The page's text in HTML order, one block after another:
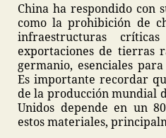
China ha respondido con
como la prohibición de
infraestructuras
exportaciones de tierras
germanio, esenciales
Es importante recordar
de la producción mundial
Unidos depende en un
estos materiales,